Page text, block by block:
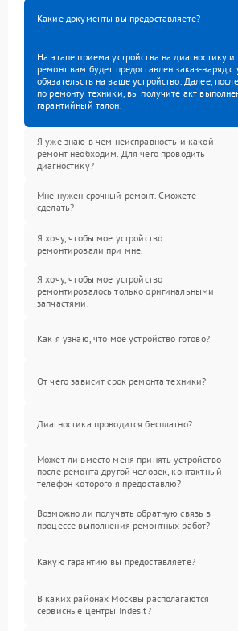
Какие документы вы предоставляете?
На этапе приема устройства на диагностику
ремонт вам будет предоставлен заказ-наряд
обязательств на ваше устройство. Далее,
по ремонту техники, вы получите акт
гарантийный талон.
Я уже знаю в чем неисправность и какой
ремонт необходим. Для чего проводить
диагностику?
Мне нужен срочный ремонт. Сможете
сделать?
Я хочу, чтобы мое устройство
ремонтировали при мне.
Я хочу, чтобы мое устройство
ремонтировалось только оригинальными
запчастями.
Как я узнаю, что мое устройство готово?
От чего зависит срок ремонта техники?
Диагностика проводится бесплатно?
Может ли вместо меня принять устройство
после ремонта другой человек, контактный
телефон которого я предоставлю?
Возможно ли получать обратную связь в
процессе выполнения ремонтных работ?
Какую гарантию вы предоставляете?
В каких районах Москвы располагаются
сервисные центры Indesit?